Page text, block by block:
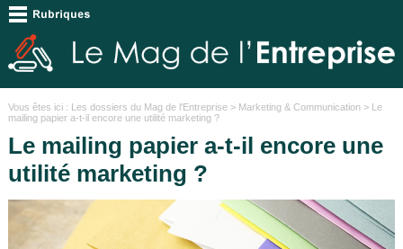
Vous êtes ici : Les dossiers du Mag de l'Entreprise> Marketing & Communication> Le
mailing papier a-t-il encore une utilité marketing ?
Le mailing papier a-t-il encore une
utilité marketing ?